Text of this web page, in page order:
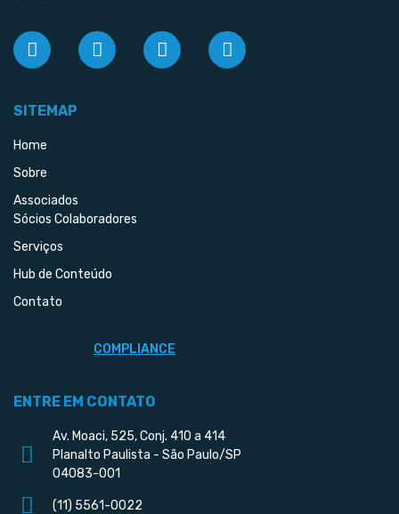
SITEMAP
Home
Sobre
Associados
Sócios Colaboradores
Serviços
Hub de Conteúdo
Contato
COMPLIANCE
ENTRE EM CONTATO
Av. Moaci, 525, Conj. 410 a 414
Planalto Paulista - São Paulo/SP
04083-001
(11) 5561-0022